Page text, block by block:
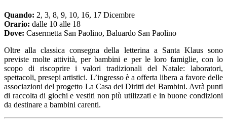
Quando: 2, 3, 8, 9, 10, 16, 17 Dicembre
Orario: dalle 10 alle 18
Dove: Casermetta San Paolino, Baluardo San Paolino
Oltre alla classica consegna della letterina a Santa Klaus sono
previste molte attività, per bambini e per le loro famiglie, con lo
scopo di riscoprire i valori tradizionali del Natale: laboratori,
spettacoli, presepi artistici. L’ingresso è a offerta libera a favore delle
associazioni del progetto La Casa dei Diritti dei Bambini. Avrà punti
di raccolta di giochi e vestiti non più utilizzati e in buone condizioni
da destinare a bambini carenti.